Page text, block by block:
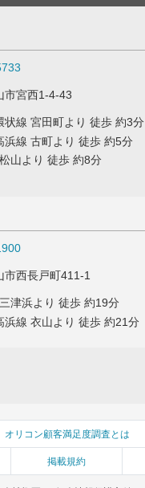
市宮西1-4-43
状線 宮田町より 徒歩 約3分
浜線 古町より 徒歩 約5分
山より 徒歩 約8分
市西長戸町411-1
津浜より 徒歩 約19分
浜線 衣山より 徒歩 約21分
オリコン顧客満足度調査とは
掲載規約